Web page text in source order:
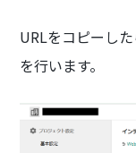
URLをコピーし
を行います。